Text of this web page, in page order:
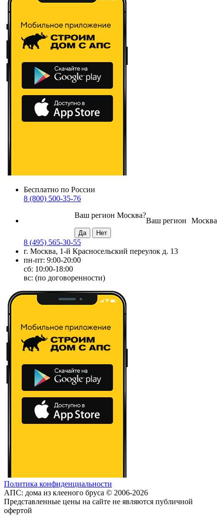
Бесплатно по России
8 (800) 500-35-76
Москва
Ваш регион
Ваш регион Москва?
8 (495) 565-30-55
г. Москва, 1-й Красносельский переулок д. 13
пн-пт: 9:00-20:00
сб: 10:00-18:00
вс: (по договоренности)
Политика конфиденциальности
АПС: дома из клееного бруса © 2006-2026
Представленные цены на сайте не являются публичной
офертой